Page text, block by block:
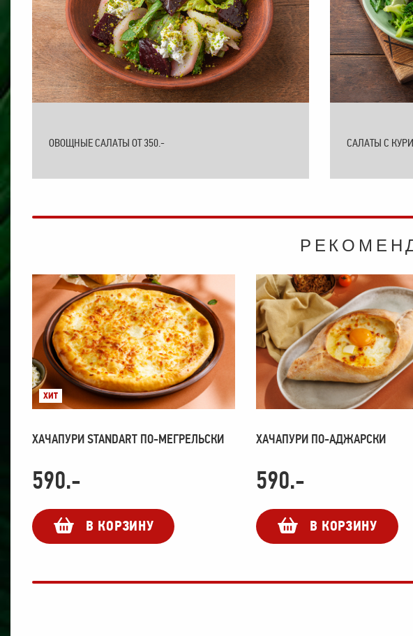
ОВОЩНЫЕ САЛАТЫ ОТ 350.- САЛАТЫ С
ХИТ
ХАЧАПУРИ STANDART ПО-МЕГРЕЛЬСКИ
590.-
В КОРЗИНУ
ХАЧАПУРИ ПО-АДЖАРСКИ
590.-
В КОРЗИНУ